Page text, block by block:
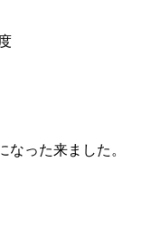
なった来ました。